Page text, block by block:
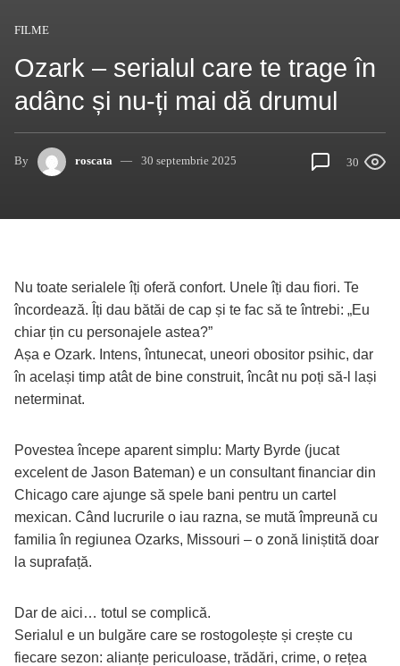
FILME
Ozark – serialul care te trage în
adânc și nu-ți mai dă drumul
By roscata 30 septembrie 2025 30
Nu toate serialele îți oferă confort. Unele îți dau fiori. Te
încordează. Îți dau bătăi de cap și te fac să te întrebi: „Eu
chiar țin cu personajele astea?”
Așa e Ozark. Intens, întunecat, uneori obositor psihic, dar
în același timp atât de bine construit, încât nu poți să-l lași
neterminat.
Povestea începe aparent simplu: Marty Byrde (jucat
excelent de Jason Bateman) e un consultant financiar din
Chicago care ajunge să spele bani pentru un cartel
mexican. Când lucrurile o iau razna, se mută împreună cu
familia în regiunea Ozarks, Missouri – o zonă liniștită doar
la suprafață.
Dar de aici… totul se complică.
Serialul e un bulgăre care se rostogolește și crește cu
fiecare sezon: alianțe periculoase, trădări, crime, o rețea